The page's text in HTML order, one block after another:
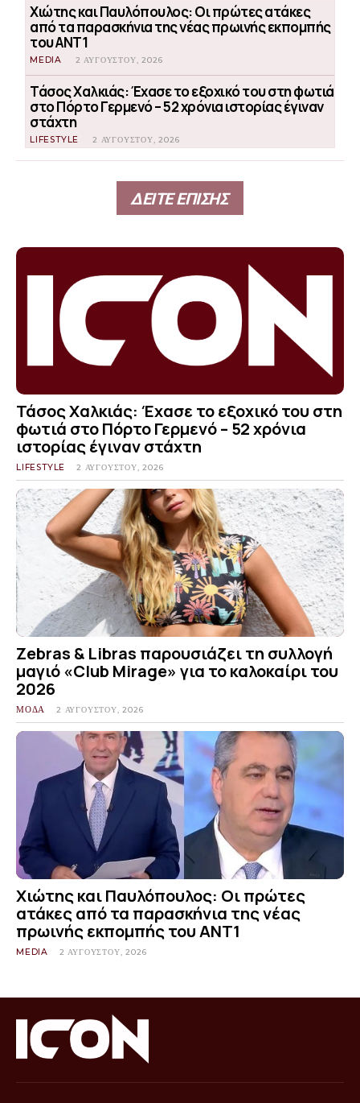
Χιώτης και Παυλόπουλος: Οι πρώτες ατάκες
από τα παρασκήνια της νέας πρωινής εκπομπής
του ΑΝΤ1
MEDIA 2 ΑΥΓΟΎΣΤΟΥ, 2026
Τάσος Χαλκιάς: Έχασε το εξοχικό του στη φωτιά
στο Πόρτο Γερμενό – 52 χρόνια ιστορίας έγιναν
στάχτη
LIFESTYLE 2 ΑΥΓΟΎΣΤΟΥ, 2026
ΔΕΙΤΕ ΕΠΙΣΗΣ
Τάσος Χαλκιάς: Έχασε το εξοχικό του στη
φωτιά στο Πόρτο Γερμενό – 52 χρόνια
ιστορίας έγιναν στάχτη
LIFESTYLE 2 ΑΥΓΟΎΣΤΟΥ, 2026
Zebras & Libras παρουσιάζει τη συλλογή
μαγιό «Club Mirage» για το καλοκαίρι του
2026
ΜΟΔΑ 2 ΑΥΓΟΎΣΤΟΥ, 2026
Χιώτης και Παυλόπουλος: Οι πρώτες
ατάκες από τα παρασκήνια της νέας
πρωινής εκπομπής του ΑΝΤ1
MEDIA 2 ΑΥΓΟΎΣΤΟΥ, 2026